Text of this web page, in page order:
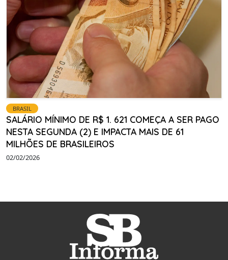
BRASIL
SALÁRIO MÍNIMO DE R$ 1. 621 COMEÇA A SER PAGO
NESTA SEGUNDA (2) E IMPACTA MAIS DE 61
MILHÕES DE BRASILEIROS
02/02/2026